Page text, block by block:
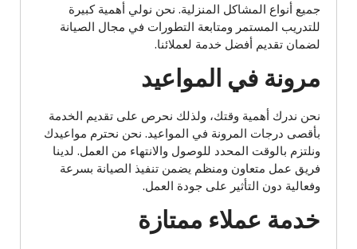
جميع أنواع المشاكل المنزلية. نحن نولي أهمية كبيرة
للتدريب المستمر ومتابعة التطورات في مجال الصيانة
لضمان تقديم أفضل خدمة لعملائنا.
مرونة في المواعيد
نحن ندرك أهمية وقتك، ولذلك نحرص على تقديم الخدمة
بأقصى درجات المرونة في المواعيد. نحن نحترم مواعيدك
ونلتزم بالوقت المحدد للوصول والانتهاء من العمل. لدينا
فريق عمل متعاون ومنظم يضمن تنفيذ الصيانة بسرعة
وفعالية دون التأثير على جودة العمل.
خدمة عملاء ممتازة